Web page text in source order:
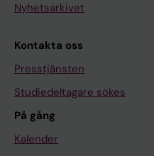
Nyhetsarkivet
Kontakta oss
Presstjänsten
Studiedeltagare sökes
På gång
Kalender